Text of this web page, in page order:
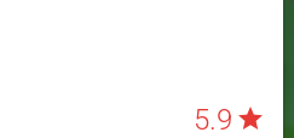
5.9 star